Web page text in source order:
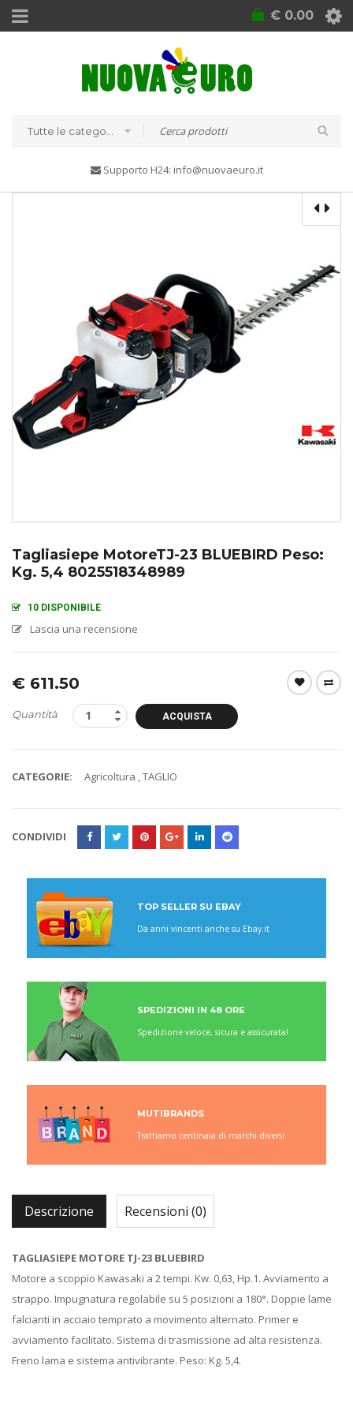
€ 0.00
Supporto H24: info@nuovaeuro.it
Tagliasiepe MotoreTJ-23 BLUEBIRD Peso:
Kg. 5,4 8025518348989
10 DISPONIBILE
Lascia una recensione
€ 611.50
Quantità ACQUISTA
CATEGORIE: Agricoltura ,TAGLIO
CONDIVIDI
TOP SELLER SU EBAY
Da anni vincenti anche su Ebay.it
SPEDIZIONI IN 48 ORE
Spedizione veloce, sicura e assicurata!
MUTIBRANDS
Trattiamo centinaia di marchi diversi.
Descrizione Recensioni (0)
TAGLIASIEPE MOTORE TJ-23 BLUEBIRD
Motore a scoppio Kawasaki a 2 tempi. Kw. 0,63, Hp.1. Avviamento a
strappo. Impugnatura regolabile su 5 posizioni a 180°. Doppie lame
falcianti in acciaio temprato a movimento alternato. Primer e
avviamento facilitato. Sistema di trasmissione ad alta resistenza.
Freno lama e sistema antivibrante. Peso: Kg. 5,4.